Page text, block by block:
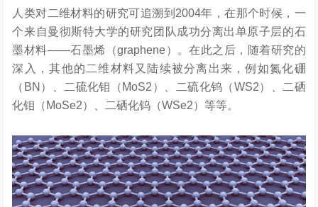
人类对二维材料的研究可追溯到2004年，在那个时候，一
个来自曼彻斯特大学的研究团队成功分离出单原子层的石
墨材料——石墨烯（graphene）。在此之后，随着研究的
深入，其他的二维材料又陆续被分离出来，例如氮化硼
（BN）、二硫化钼（MoS2）、二硫化钨（WS2）、二硒
化钼（MoSe2）、二硒化钨（WSe2）等等。